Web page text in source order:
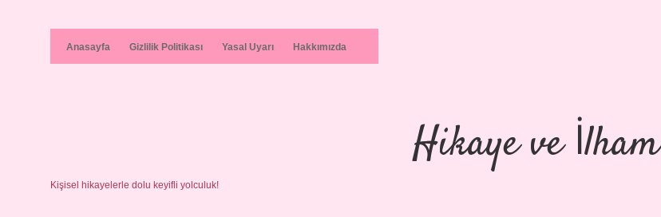
Anasayfa Gizlilik Politikası Yasal Uyarı Hakkımızda
Hikaye ve İlham
Kişisel hikayelerle dolu keyifli yolculuk!